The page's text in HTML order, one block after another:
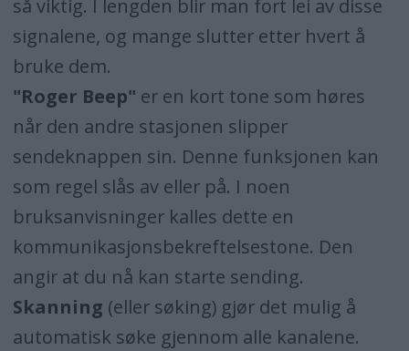
så viktig. I lengden blir man fort lei av disse
signalene, og mange slutter etter hvert å
bruke dem.
"Roger Beep" er en kort tone som høres
når den andre stasjonen slipper
sendeknappen sin. Denne funksjonen kan
som regel slås av eller på. I noen
bruksanvisninger kalles dette en
kommunikasjonsbekreftelsestone. Den
angir at du nå kan starte sending.
Skanning (eller søking) gjør det mulig å
automatisk søke gjennom alle kanalene.